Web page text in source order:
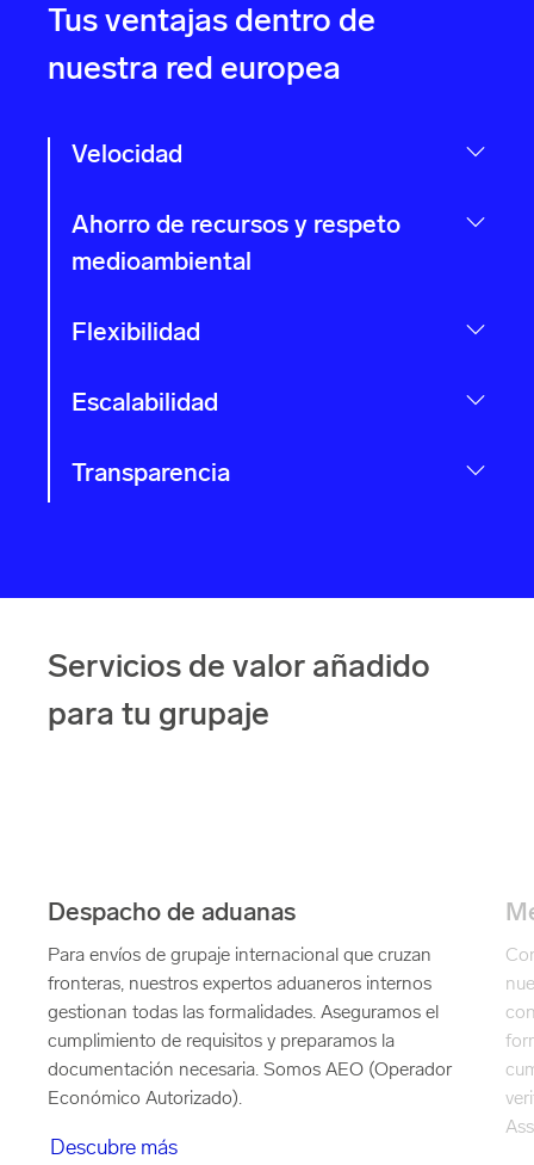
Tus ventajas dentro de
nuestra red europea
Velocidad
Ahorro de recursos y respeto
medioambiental
Flexibilidad
Escalabilidad
Transparencia
Servicios de valor añadido
para tu grupaje
Despacho de aduanas
Para envíos de grupaje internacional que cruzan
fronteras, nuestros expertos aduaneros internos
gestionan todas las formalidades. Aseguramos el
cumplimiento de requisitos y preparamos la
documentación necesaria. Somos AEO (Operador
Económico Autorizado).
Descubre más